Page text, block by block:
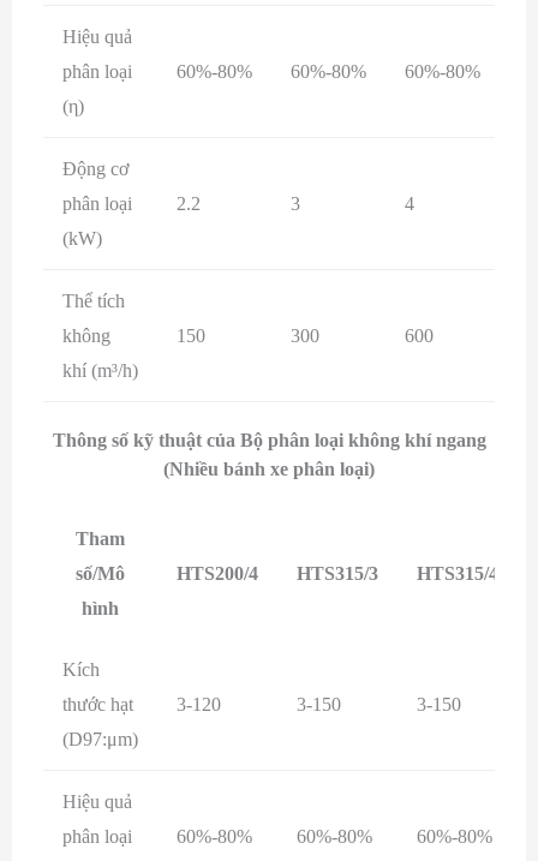
Hiệu quả
phân loại
(η)
60%-80% 60%-80% 60%-80%
Động cơ
phân loại
(kW)
2.2 3 4
Thể tích
không
khí (m³/h)
150 300 600
Thông số kỹ thuật của Bộ phân loại không khí ngang
(Nhiều bánh xe phân loại)
Tham
số/Mô
hình
HTS200/4 HTS315/3 HTS315/4
Kích
thước hạt
(D97:μm)
3-120 3-150 3-150
Hiệu quả
phân loại
60%-80% 60%-80% 60%-80%